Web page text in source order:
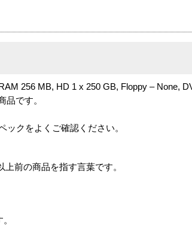
256 MB, HD 1 x 250 GB, Floppy – None,
品です。
クをよくご確認ください。
前の商品を指す言葉です。